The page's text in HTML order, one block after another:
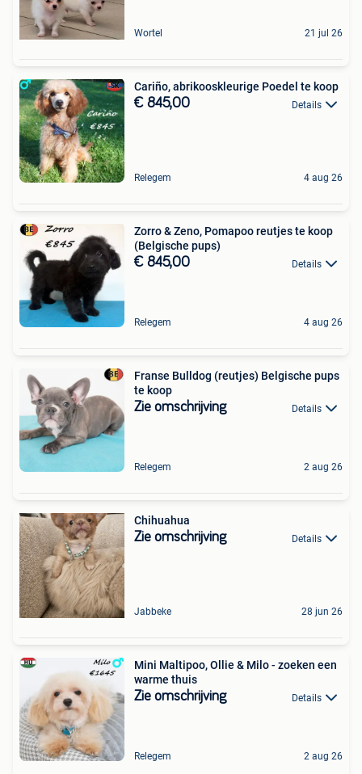
Wortel 21 jul 26
Cariño, abrikooskleurige Poedel te koop
€ 845,00 Details
Relegem 4 aug 26
Zorro & Zeno, Pomapoo reutjes te koop
(Belgische pups)
€ 845,00 Details
Relegem 4 aug 26
Franse Bulldog (reutjes) Belgische pups
te koop
Zie omschrijving Details
Relegem 2 aug 26
Chihuahua
Zie omschrijving Details
Jabbeke 28 jun 26
Mini Maltipoo, Ollie & Milo - zoeken een
warme thuis
Zie omschrijving Details
Relegem 2 aug 26